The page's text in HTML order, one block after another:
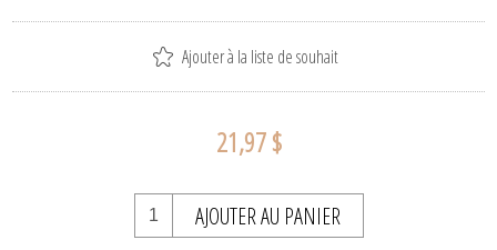
Ajouter à la liste de souhait
21,97 $
AJOUTER AU PANIER